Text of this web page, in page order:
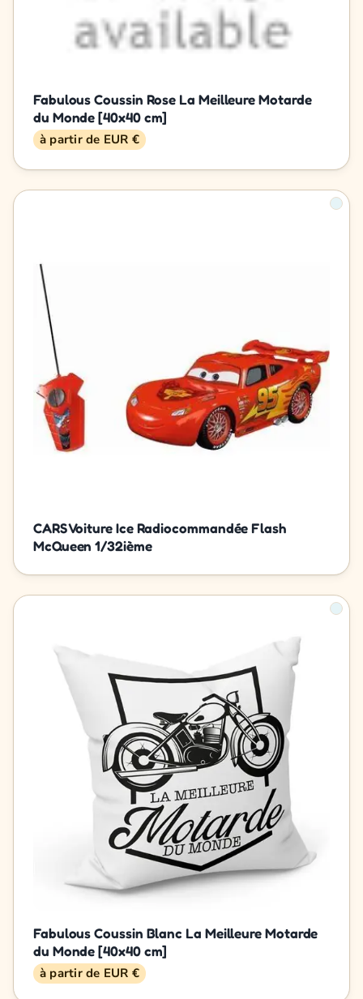
Fabulous Coussin Rose La Meilleure Motarde
du Monde [40x40 cm]
à partir de EUR €
CARS Voiture Ice Radiocommandée Flash
McQueen 1/32ième
Fabulous Coussin Blanc La Meilleure Motarde
du Monde [40x40 cm]
à partir de EUR €